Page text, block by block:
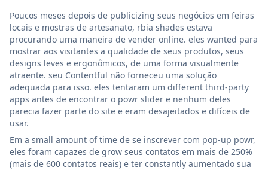
Poucos meses depois de publicizing seus negócios em feiras
locais e mostras de artesanato, rbia shades estava
procurando uma maneira de vender online. eles wanted para
mostrar aos visitantes a qualidade de seus produtos, seus
designs leves e ergonômicos, de uma forma visualmente
atraente. seu Contentful não forneceu uma solução
adequada para isso. eles tentaram um different third-party
apps antes de encontrar o powr slider e nenhum deles
parecia fazer parte do site e eram desajeitados e difíceis de
usar.
Em a small amount of time de se inscrever com pop-up powr,
eles foram capazes de grow seus contatos em mais de 250%
(mais de 600 contatos reais) e ter constantly aumentado sua